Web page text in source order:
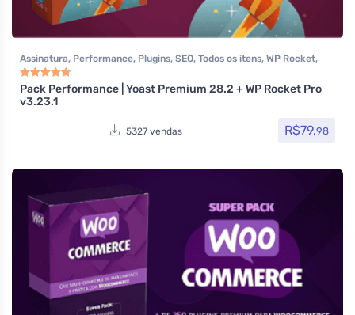
Assinatura, Performance, Plugins, SEO, Todos os itens, WP Rocket,
Yoast SEO
Avaliação
Pack Performance | Yoast Premium 28.2 + WP Rocket Pro
v3.23.1
5327 vendas R$79,98